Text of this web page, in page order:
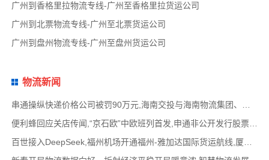
广州到香格里拉物流专线-广州至香格里拉货运公司
广州到北票物流专线-广州至北票货运公司
广州到盘州物流专线-广州至盘州货运公司
物流新闻
便利蜂回应关店传闻,“京石欧”中欧班列首发,申通非公开发行股票方案失效,老挝中通和老挝
百世接入DeepSeek,福州机场开通福州-雅加达国际货运航线,厦门拟立法保障网约配送员劳动权益